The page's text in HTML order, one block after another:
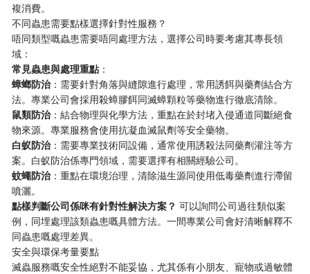
複消費。
不同蟲患需要點樣選擇針對性服務？
唔同類型嘅蟲患需要唔同處理方法，選擇公司時要考慮其專長領
域：
​常見蟲患與處理重點​ ​：
​蟑螂防治​​：需要針對角落與縫隙進行處理，常用誘餌與藥劑結合方
法。專業公司會採用殺蟑膠餌同滅蟑顆粒等藥物進行徹底清除。
​鼠類防治​​：結合物理與化學方法，重點在於封堵入侵通道同斷絕食
物來源。專業服務會使用抗凝血滅鼠劑等安全藥物。
​白蚁防治​​：需要專業技術同設備，通常使用誘殺法同藥劑灌注等方
案。白蚁防治係專門領域，需要選擇有相關經驗公司。
​蚊蠅防治​​：重點在環境治理，清除滋生源同使用低毒藥劑進行滯留
噴灑。
​點樣判斷公司係咪有針對性解決方案？​ ​ 可以詢問公司過往類似案
例，同埋處理該類蟲患嘅具體方法。一間專業公司會好清晰解釋不
同蟲患嘅處理差異。
安全與環保考量要點
滅蟲服務嘅安全性絕對不能妥協，尤其係有小朋友、寵物或過敏體